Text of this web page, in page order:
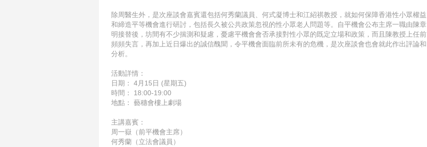
除周醫生外，是次座談會嘉賓還包括何秀蘭議員、何式凝博士和江紹祺教授，就如何保障香港性小眾權益
和締造平等機會進行研討，包括長久被公共政策忽視的性小眾老人問題等。自平機會公布主席一職由陳章
明接替後，坊間有不少揣測和疑慮，憂慮平機會會否承接對性小眾的既定立場和政策， 而且陳教授上任前
頻頻失言，再加上近日爆出的誠信醜聞， 令平機會面臨前所未有的危機，是次座談會也會就此作出評論和
分析。
活動詳情：
日期： 4月15日 (星期五)
時間： 18:00-19:00
地點： 藝穗會樓上劇場
主講嘉賓：
周一嶽（前平機會主席）
何秀蘭（立法會議員）